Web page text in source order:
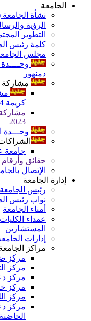
الجامعة
نشأة الجامعة
الرؤية
التطوير
كلمة رئيس
مجلس
دمنهور
مشاركة
كريمة 2024
2023
وحـــدة
حقائق وأرقام
الإتصال
إدارة الجامعة
رئيس الجامعة
نواب رئيس
أمناء الجامعة
عمداء الكليات
المستشارين
إدارات
مراكز
مركز
مركز
مركز
مركز
مركز
مركز